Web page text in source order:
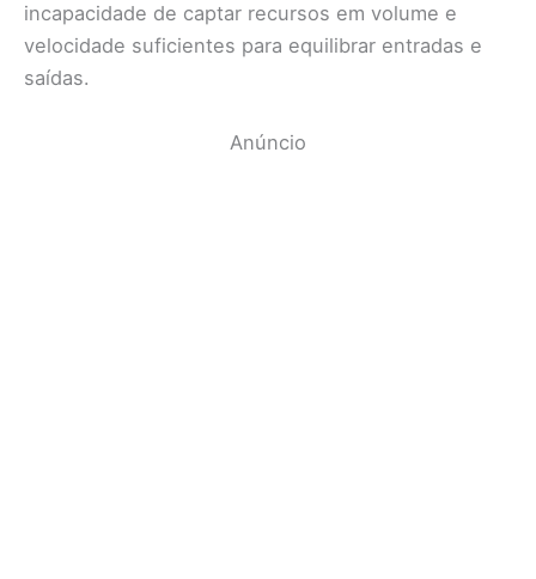
incapacidade de captar recursos em volume e
velocidade suficientes para equilibrar entradas e
saídas.
Anúncio